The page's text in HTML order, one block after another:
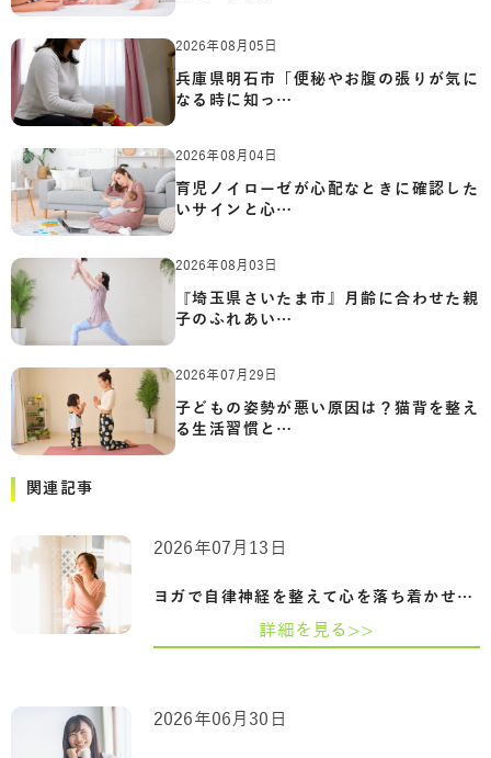
2026年08月05日
兵庫県明石市「便秘やお腹の張りが気に
なる時に知っ…
2026年08月04日
育児ノイローゼが心配なときに確認した
いサインと心…
2026年08月03日
『埼玉県さいたま市』月齢に合わせた親
子のふれあい…
2026年07月29日
子どもの姿勢が悪い原因は？猫背を整え
る生活習慣と…
関連記事
ヨガで自律神経を整えて心を落ち着かせる…
2026年07月13日
詳細を見る>>
2026年06月30日